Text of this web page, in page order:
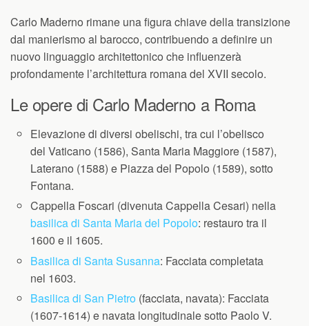
Carlo Maderno rimane una figura chiave della transizione
dal manierismo al barocco, contribuendo a definire un
nuovo linguaggio architettonico che influenzerà
profondamente l’architettura romana del XVII secolo.
Le opere di Carlo Maderno a Roma
Elevazione di diversi obelischi, tra cui l’obelisco
del Vaticano (1586), Santa Maria Maggiore (1587),
Laterano (1588) e Piazza del Popolo (1589), sotto
Fontana.
Cappella Foscari (divenuta Cappella Cesari) nella
basilica di Santa Maria del Popolo: restauro tra il
1600 e il 1605.
Basilica di Santa Susanna: Facciata completata
nel 1603.
Basilica di San Pietro (facciata, navata): Facciata
(1607-1614) e navata longitudinale sotto Paolo V.